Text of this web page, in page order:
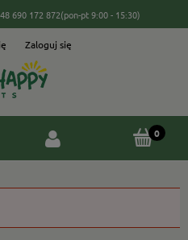
690 172 872(pon-pt 9:00 - 15:30)
Zaloguj się